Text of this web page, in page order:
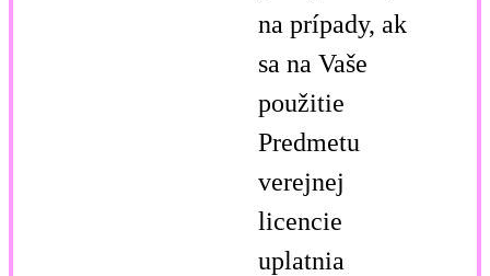
na prípady, ak
sa na Vaše
použitie
Predmetu
verejnej
licencie
uplatnia